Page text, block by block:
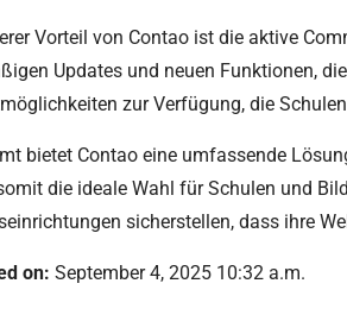
Vorteil von Contao ist die aktive
Updates und neuen Funktionen,
zur Verfügung, die
bietet Contao eine umfassende
die ideale Wahl für Schulen und
sicherstellen, dass ihre
on: September 4, 2025 10:32 a.m.